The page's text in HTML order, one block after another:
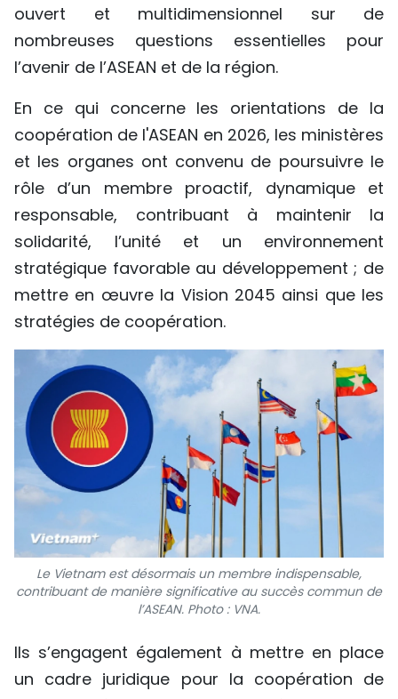
ouvert et multidimensionnel sur de
nombreuses questions essentielles pour
l’avenir de l’ASEAN et de la région.
En ce qui concerne les orientations de la
coopération de l'ASEAN en 2026, les ministères
et les organes ont convenu de poursuivre le
rôle d’un membre proactif, dynamique et
responsable, contribuant à maintenir la
solidarité, l’unité et un environnement
stratégique favorable au développement ; de
mettre en œuvre la Vision 2045 ainsi que les
stratégies de coopération.
Le Vietnam est désormais un membre indispensable,
contribuant de manière significative au succès commun de
l’ASEAN. Photo : VNA.
Ils s’engagent également à mettre en place
un cadre juridique pour la coopération de